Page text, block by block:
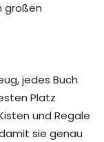
großen
jedes Buch
Platz
und Regale
sie genau